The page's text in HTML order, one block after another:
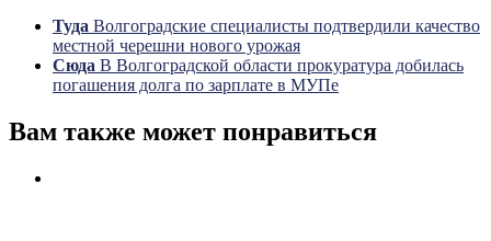
Туда Волгоградские специалисты подтвердили качество
местной черешни нового урожая
Сюда В Волгоградской области прокуратура добилась
погашения долга по зарплате в МУПе
Вам также может понравиться